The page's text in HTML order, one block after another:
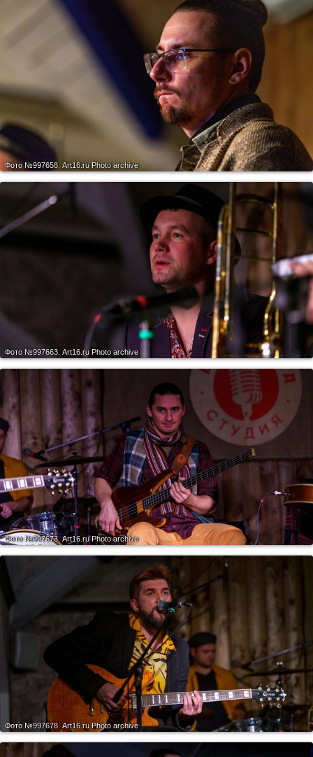
Фото №997658. Art16.ru Photo archive
Фото №997663. Art16.ru Photo archive
Фото №997673.Art16.ru Photo archive
Фото №997678. Art16.ru Photo archive